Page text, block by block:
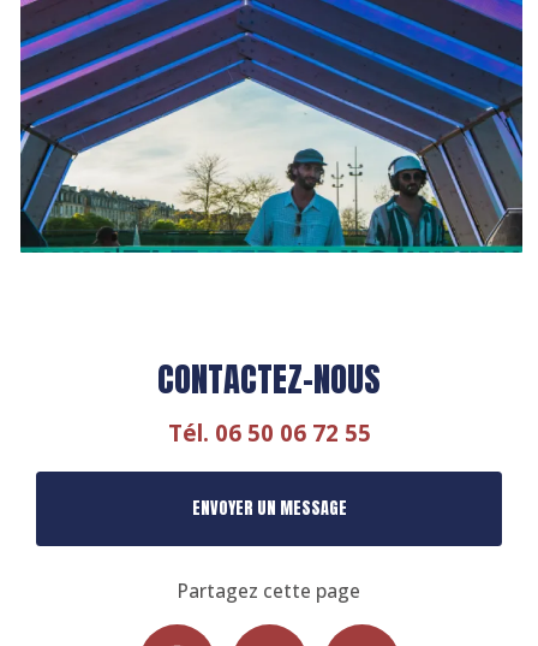
CONTACTEZ-NOUS
Tél. 06 50 06 72 55
ENVOYER UN MESSAGE
Partagez cette page
Facebook